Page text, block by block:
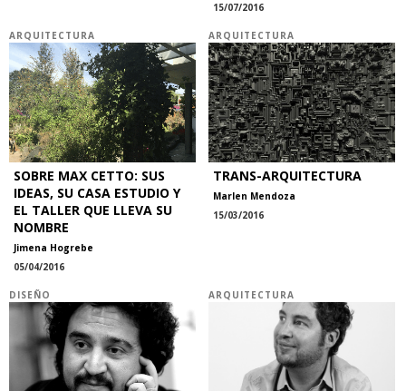
15/07/2016
ARQUITECTURA
SOBRE MAX CETTO: SUS
IDEAS, SU CASA ESTUDIO Y
EL TALLER QUE LLEVA SU
NOMBRE
Jimena Hogrebe
05/04/2016
ARQUITECTURA
TRANS-ARQUITECTURA
Marlen Mendoza
15/03/2016
DISEÑO ARQUITECTURA